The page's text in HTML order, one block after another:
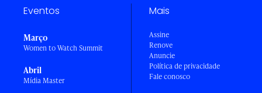
Eventos
Março
Women to Watch Summit
Abril
Mídia Master
Mais
Assine
Renove
Anuncie
Política de privacidade
Fale conosco